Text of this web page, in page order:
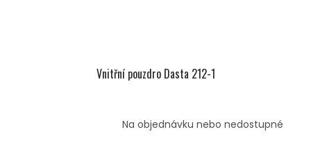
Vnitřní pouzdro Dasta 212-1
Na objednávku nebo nedostupné